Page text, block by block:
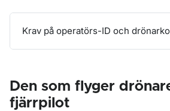
Krav på operatörs-ID och
Den som flyger
fjärrpilot